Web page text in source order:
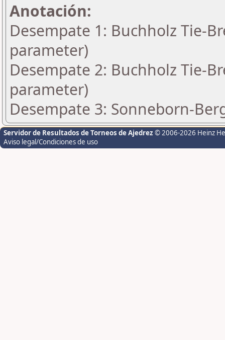
Anotación:
Desempate 1: Buchholz Tie-
parameter)
Desempate 2: Buchholz Tie-
parameter)
Desempate 3: Sonneborn-
Servidor de Resultados de Torneos de Ajedrez © 2006-2026 Heinz
Aviso legal/Condiciones de uso